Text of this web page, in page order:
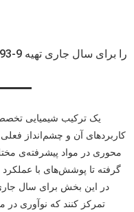
کاربردهای آن و چشم‌انداز
محوری در مواد پیشرفته‌ی
گرفته تا پوشش‌های با عملکرد
در این بخش برای سال
تمرکز کنند که نوآوری در